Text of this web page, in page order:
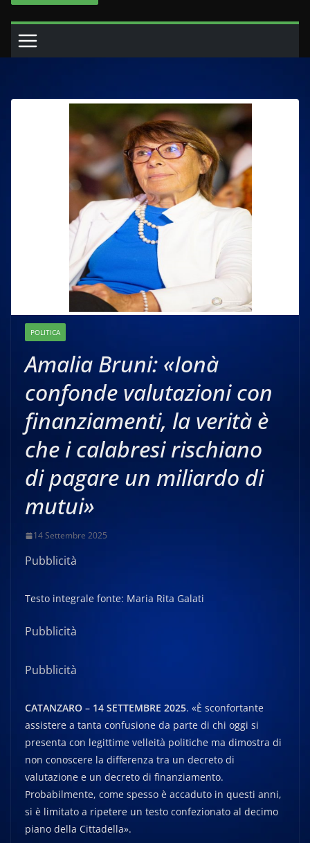
POLITICA
Amalia Bruni: «Ionà
confonde valutazioni con
finanziamenti, la verità è
che i calabresi rischiano
di pagare un miliardo di
mutui»
14 Settembre 2025
Pubblicità
Testo integrale fonte: Maria Rita Galati
Pubblicità
Pubblicità
CATANZARO – 14 SETTEMBRE 2025. «È sconfortante
assistere a tanta confusione da parte di chi oggi si
presenta con legittime velleità politiche ma dimostra di
non conoscere la differenza tra un decreto di
valutazione e un decreto di finanziamento.
Probabilmente, come spesso è accaduto in questi anni,
si è limitato a ripetere un testo confezionato al decimo
piano della Cittadella».